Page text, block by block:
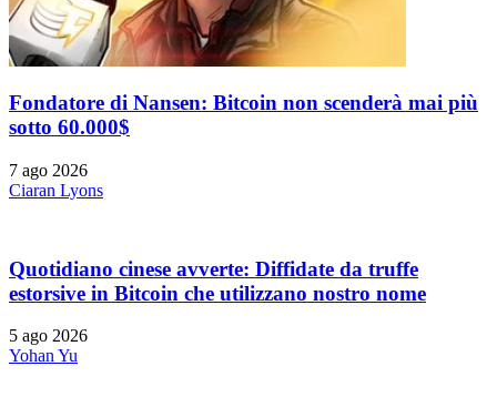
Fondatore di Nansen: Bitcoin non scenderà mai più
sotto 60.000$
7 ago 2026
Ciaran Lyons
Quotidiano cinese avverte: Diffidate da truffe
estorsive in Bitcoin che utilizzano nostro nome
5 ago 2026
Yohan Yu